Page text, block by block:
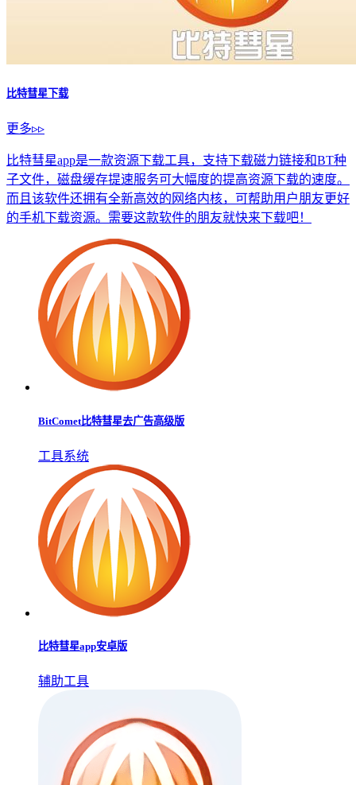
比特彗星下载
更多▹▹
比特彗星app是一款资源下载工具，支持下载磁力链接和BT种
子文件，磁盘缓存提速服务可大幅度的提高资源下载的速度。
而且该软件还拥有全新高效的网络内核，可帮助用户朋友更好
的手机下载资源。需要这款软件的朋友就快来下载吧！
BitComet比特彗星去广告高级版
工具系统
比特彗星app安卓版
辅助工具